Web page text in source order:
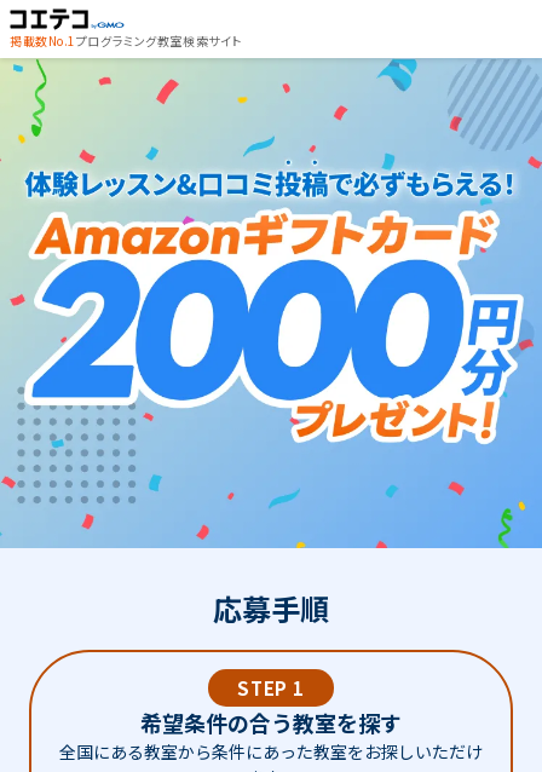
掲載数No.1プログラミング教室検索サイト
応募手順
STEP 1
希望条件の合う教室を探す
全国にある教室から条件にあった教室をお探しいただけ